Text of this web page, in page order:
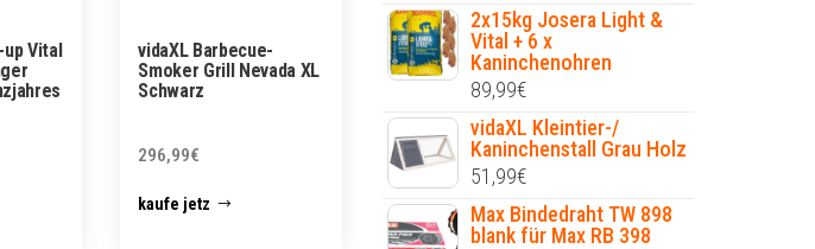
Vital
vidaXL Barbecue-
Smoker Grill Nevada XL
Schwarz
296,99€
kaufe jetz
2x15kg Josera Light &
Vital + 6 x
Kaninchenohren
89,99€
vidaXL Kleintier-/
Kaninchenstall Grau Holz
51,99€
Max Bindedraht TW 898
blank für Max RB 398